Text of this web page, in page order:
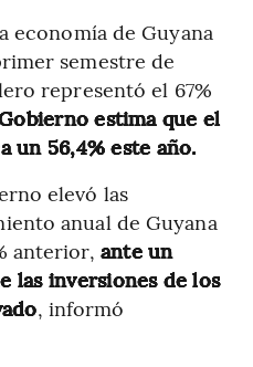
economía de Guyana
semestre de
representó el 67%
estima que el
56,4% este año.
elevó las
anual de Guyana
anterior, ante un
las inversiones de los
, informó